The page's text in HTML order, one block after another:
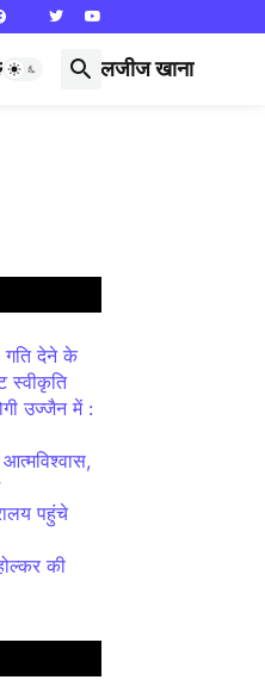
दुनिया लजीज खाना
देने के
स्वीकृति
उज्जैन में :
पहुंचे
की